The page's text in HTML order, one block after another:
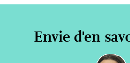
Envie d'en